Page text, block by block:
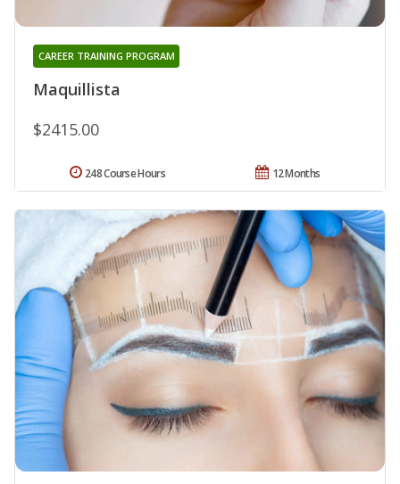
Maquillista
CAREER TRAINING PROGRAM
$2415.00
12 Months
248 Course Hours